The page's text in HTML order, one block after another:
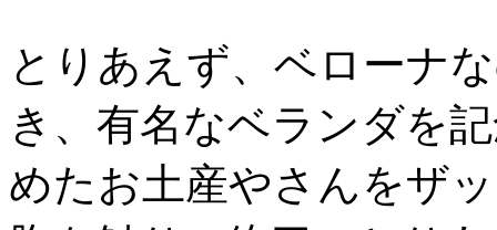
とりあえず、ベローナ
き、有名なベランダを
めたお土産やさんをザ